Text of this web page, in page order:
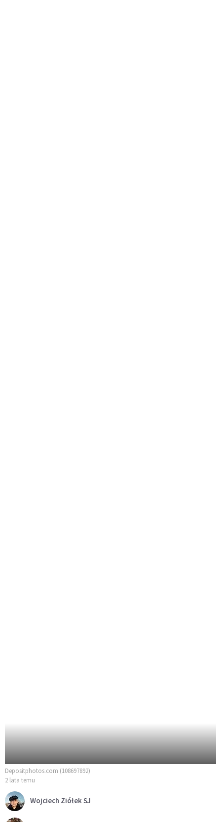
Depositphotos.com (108697892)
2 lata temu
Wojciech Ziółek SJ